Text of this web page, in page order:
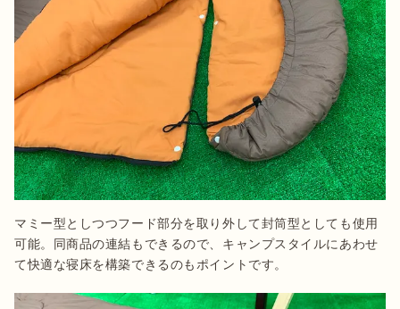
マミー型としつつフード部分を取り外して封筒型としても使用
可能。同商品の連結もできるので、キャンプスタイルにあわせ
て快適な寝床を構築できるのもポイントです。